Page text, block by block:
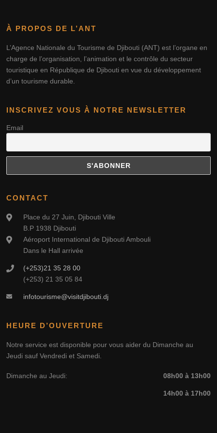
À PROPOS DE L’ANT
L’Agence Nationale du Tourisme de Djibouti (ANT) est l’organe en
charge de l’organisation, l’animation et le contrôle du secteur
touristique en République de Djibouti en vue du développement
d’un tourisme durable.
INSCRIVEZ VOUS À NOTRE NEWSLETTER
Email
CONTACT
Place du 27 Juin, Djibouti Ville
B.P 1938 Djibouti
Aéroport International de Djibouti Ambouli
Dans le Hall arrivée
(+253)21 35 28 00
(+253) 21 35 05 84
infotourisme@visitdjibouti.dj
HEURE D’OUVERTURE
Notre service est disponible pour vous aider du Dimanche au
Jeudi sauf Vendredi et Samedi.
Dimanche au Jeudi: 08h00 à 13h00
14h00 à 17h00